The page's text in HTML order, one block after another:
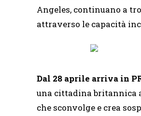
Angeles, continuano a
attraverso le capacità
Dal 28 aprile arriva in
una cittadina britannica
che sconvolge e crea